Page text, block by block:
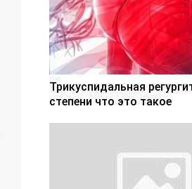
Трикуспидальная
степени что это такое